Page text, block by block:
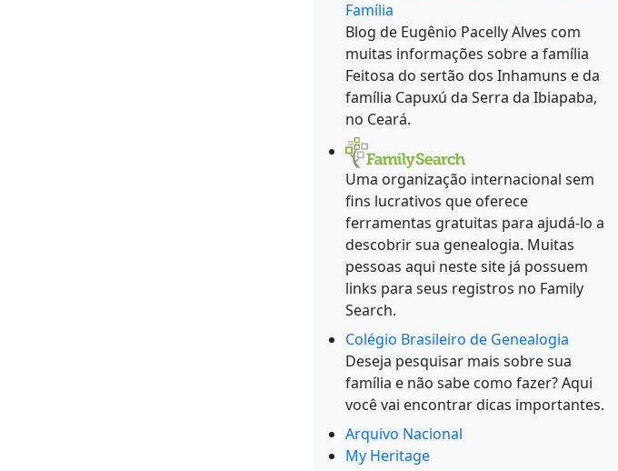
Família
Blog de Eugênio Pacelly Alves com
muitas informações sobre a família
Feitosa do sertão dos Inhamuns e da
família Capuxú da Serra da Ibiapaba,
no Ceará.
Uma organização internacional sem
fins lucrativos que oferece
ferramentas gratuitas para ajudá-lo a
descobrir sua genealogia. Muitas
pessoas aqui neste site já possuem
links para seus registros no Family
Search.
Colégio Brasileiro de Genealogia
Deseja pesquisar mais sobre sua
família e não sabe como fazer? Aqui
você vai encontrar dicas importantes.
Arquivo Nacional
My Heritage